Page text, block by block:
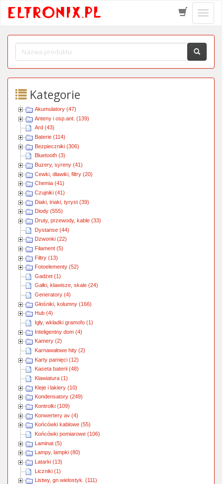
menu
Kategorie
Akumulatory (47)
Anteny i osp.ant. (139)
Ard (43)
Baterie (114)
Bezpieczniki (306)
Bluetooth (3)
Buzery, syreny (41)
Cewki, dławiki, filtry (20)
Chemia (41)
Czujniki (41)
Diaki, triaki, tyryst (39)
Diody (555)
Druty, przewody, kable (33)
Dystanse (44)
Dzwonki (22)
Filament (5)
Filtry (13)
Fotoelementy (52)
Gadżet (1)
Gałki, klawisze, skale (24)
Generatory (4)
Głośniki, kolumny (166)
Hub (4)
Igły, wkładki gramofo (1)
Inteligentny dom (4)
Kamery (2)
Karnawałowe hity (2)
Karty pamięci (12)
Kaseta baterii (48)
Klawiatura (1)
Kleje i lakiery (10)
Kondensatory (249)
Kontrolki (109)
Konwertery av (4)
Końcówki kablowe (55)
Końcówki pomiarowe (106)
Laminat (5)
Lampy, lampki (80)
Latarki (13)
Liczniki (1)
Listwy, gn.wielostyk. (111)